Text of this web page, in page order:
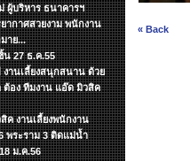
ผู้บริหาร ธนาคารฯ
ากาศสวยงาม พนักงาน
าย...
น 27 ธ.ค.55
งานเลี้ยงสนุกสนาน ด้วย
ต้อง ทีมงาน แอ๊ด มิวสิค
ค งานเลี้ยงพนักงาน
พระราม 3 ติดแม่น้ำ
ม.ค.56
« Back